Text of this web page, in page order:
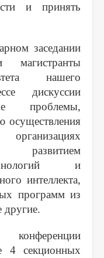
и принять
заседании
нашего
дискуссии
проблемы,
осуществления
развитием
и
интеллекта,
программ из
4 секционных